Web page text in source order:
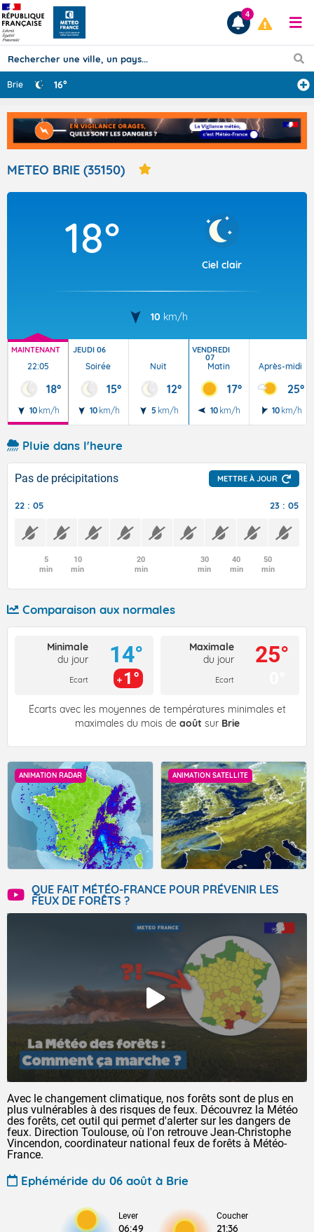
Prévisions
TOUS LES RÉSULTATS
Articles
4
Brie 16°
METEO BRIE (35150)
18°
Ciel clair
10 km/h
MAINTENANT
22:05
18°
10 km/h
JEUDI 06
Soirée
15°
10 km/h
Nuit
12°
5 km/h
VENDREDI
07
Matin
17°
10 km/h
Après-midi
25°
10 km/h
Pluie dans l'heure
Pas de précipitations METTRE À JOUR
22 : 05 23 : 05
5
min
10
min
20
min
30
min
40
min
50
min
Comparaison aux normales
Minimale
du jour
Ecart
14°
1°
Maximale
du jour
Ecart
25°
Écarts avec les moyennes de températures minimales et
maximales du mois de août sur Brie
ANIMATION RADAR ANIMATION SATELLITE
QUE FAIT MÉTÉO-FRANCE POUR PRÉVENIR LES
FEUX DE FORÊTS ?
Avec le changement climatique, nos forêts sont de plus en
plus vulnérables à des risques de feux. Découvrez la Météo
des forêts, cet outil qui permet d'alerter sur les dangers de
feux. Direction Toulouse, où l'on retrouve Jean-Christophe
Vincendon, coordinateur national feux de forêts à Météo-
France.
Ephéméride du 06 août à Brie
Lever
06:49
Coucher
21:36